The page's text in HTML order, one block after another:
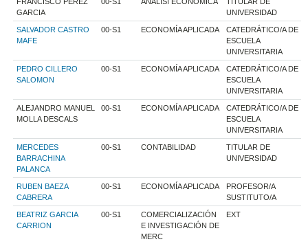
GARCIA
UNIVERSIDAD
SALVADOR CASTRO
MAFE
00-S1 ECONOMÍA APLICADA
CATEDRÁTICO/A DE
ESCUELA
UNIVERSITARIA
PEDRO CILLERO
SALOMON
00-S1 ECONOMÍA APLICADA
CATEDRÁTICO/A DE
ESCUELA
UNIVERSITARIA
ALEJANDRO MANUEL
MOLLA DESCALS
00-S1 ECONOMÍA APLICADA
CATEDRÁTICO/A DE
ESCUELA
UNIVERSITARIA
MERCEDES
BARRACHINA
PALANCA
00-S1 CONTABILIDAD
TITULAR DE
UNIVERSIDAD
RUBEN BAEZA
CABRERA
00-S1 ECONOMÍA APLICADA
PROFESOR/A
SUSTITUTO/A
BEATRIZ GARCIA
CARRION
00-S1
COMERCIALIZACIÓN
E INVESTIGACIÓN DE
MERC
EXT